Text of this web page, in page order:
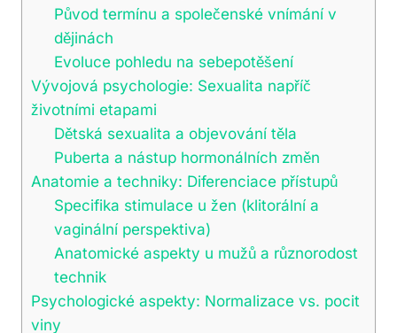
Původ termínu a společenské vnímání v
dějinách
Evoluce pohledu na sebepotěšení
Vývojová psychologie: Sexualita napříč
životními etapami
Dětská sexualita a objevování těla
Puberta a nástup hormonálních změn
Anatomie a techniky: Diferenciace přístupů
Specifika stimulace u žen (klitorální a
vaginální perspektiva)
Anatomické aspekty u mužů a různorodost
technik
Psychologické aspekty: Normalizace vs. pocit
viny